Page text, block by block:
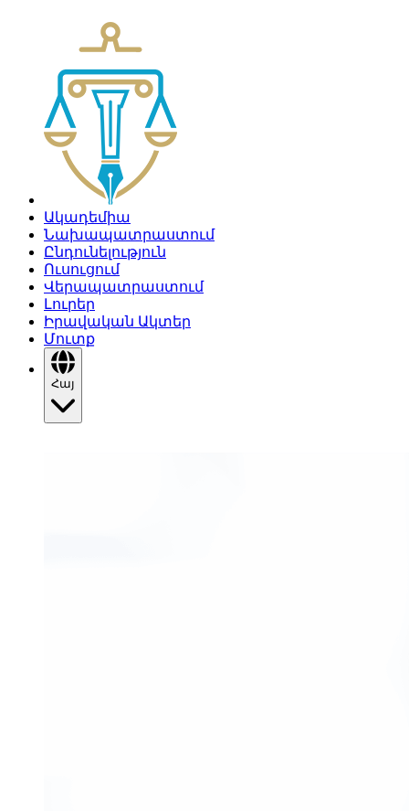
Ակադեմիա
Նախապատրաստում
Ընդունելություն
Ուսուցում
Վերապատրաստում
Լուրեր
Իրավական Ակտեր
Մուտք
Հայ